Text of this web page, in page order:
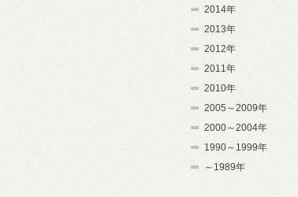
2014年
2013年
2012年
2011年
2010年
2005～2009年
2000～2004年
1990～1999年
～1989年